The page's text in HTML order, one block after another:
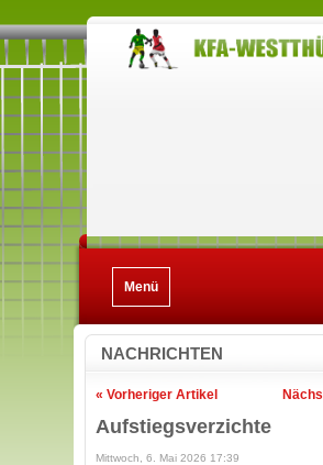
Menü
NACHRICHTEN
« Vorheriger Artikel
Aufstiegsverzichte
Mittwoch, 6. Mai 2026 17:39